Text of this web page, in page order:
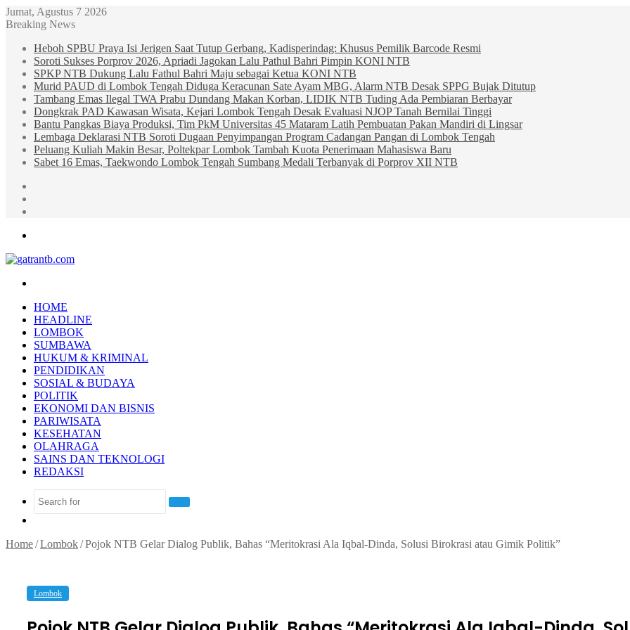
Jumat, Agustus 7 2026
Breaking News
Heboh SPBU Praya Isi Jerigen Saat Tutup Gerbang, Kadisperindag: Khusus Pemilik Barcode Resmi
Soroti Sukses Porprov 2026, Apriadi Jagokan Lalu Pathul Bahri Pimpin KONI NTB
SPKP NTB Dukung Lalu Fathul Bahri Maju sebagai Ketua KONI NTB
Murid PAUD di Lombok Tengah Diduga Keracunan Sate Ayam MBG, Alarm NTB Desak SPPG Bujak Ditutup
Tambang Emas Ilegal TWA Prabu Dundang Makan Korban, LIDIK NTB Tuding Ada Pembiaran Berbayar
Dongkrak PAD Kawasan Wisata, Kejari Lombok Tengah Desak Evaluasi NJOP Tanah Bernilai Tinggi
Bantu Pangkas Biaya Produksi, Tim PkM Universitas 45 Mataram Latih Pembuatan Pakan Mandiri di Lingsar
Lembaga Deklarasi NTB Soroti Dugaan Penyimpangan Program Cadangan Pangan di Lombok Tengah
Peluang Kuliah Makin Besar, Poltekpar Lombok Tambah Kuota Penerimaan Mahasiswa Baru
Sabet 16 Emas, Taekwondo Lombok Tengah Sumbang Medali Terbanyak di Porprov XII NTB
HOME
HEADLINE
LOMBOK
SUMBAWA
HUKUM & KRIMINAL
PENDIDIKAN
SOSIAL & BUDAYA
POLITIK
EKONOMI DAN BISNIS
PARIWISATA
KESEHATAN
OLAHRAGA
SAINS DAN TEKNOLOGI
REDAKSI
Search
Home/Lombok/Pojok NTB Gelar Dialog Publik, Bahas “Meritokrasi Ala Iqbal-Dinda, Solusi Birokrasi atau Gimik Politik”
Lombok